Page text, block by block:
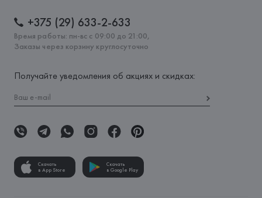
+375 (29) 633-2-633
Время работы: пн-вс с 09:00 до 21:00,
Заказы через корзину круглосуточно
Получайте уведомления об акциях и скидках:
Скачать
в App Store
Скачать
в Google Play